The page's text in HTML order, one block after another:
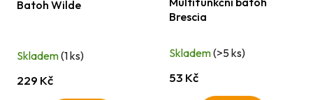
Batoh Wilde
Skladem(1 ks)
229 Kč
Brescia
Skladem(>5 ks)
53 Kč